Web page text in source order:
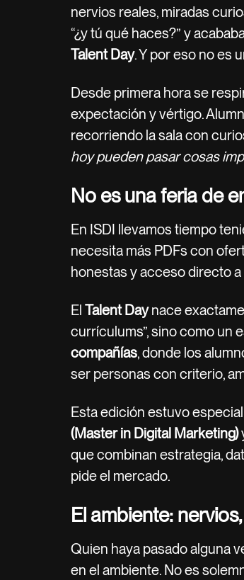
nervios reales, miradas
“¿y tú qué haces?” y
Talent Day. Y por eso no es
Desde primera hora se
expectación y vértigo.
recorriendo la sala con
hoy pueden pasar cosas
No es una feria de
En ISDI llevamos tiempo
necesita más PDFs con
honestas y acceso directo
El Talent Daynace
currículums”, sino como un
compañías, donde los
ser personas con criterio,
Esta edición estuvo
(Master in Digital Marketing)
que combinan estrategia,
pide el mercado.
El ambiente:
Quien haya pasado alguna
en el ambiente. No es